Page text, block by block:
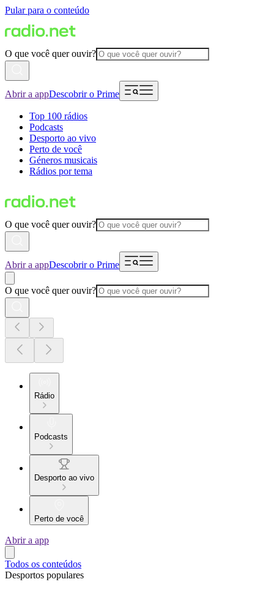
Pular para o conteúdo
O que você quer ouvir?
Abrir a appDescobrir o Prime
Top 100 rádios
Podcasts
Desporto ao vivo
Perto de você
Géneros musicais
Rádios por tema
O que você quer ouvir?
Abrir a appDescobrir o Prime
O que você quer ouvir?
Rádio
Podcasts
Desporto ao vivo
Perto de você
Abrir a app
Todos os conteúdos
Desportos populares